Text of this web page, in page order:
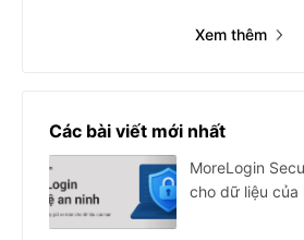
Xem thêm
Các bài viết mới nhất
MoreLogin
cho dữ liệu của